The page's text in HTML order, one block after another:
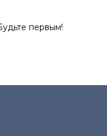
первым!